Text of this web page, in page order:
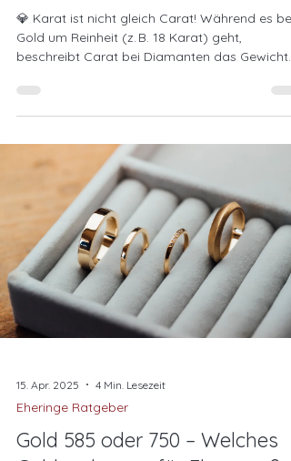
💎 Karat ist nicht gleich Carat! Während es bei
Gold um Reinheit (z. B. 18 Karat) geht,
beschreibt Carat bei Diamanten das Gewicht
bewusster und sicherer – besonders bei
Trauringen und wertvollem Schmuck.
15. Apr. 2025 4 Min. Lesezeit
Eheringe Ratgeber
Gold 585 oder 750 – Welches